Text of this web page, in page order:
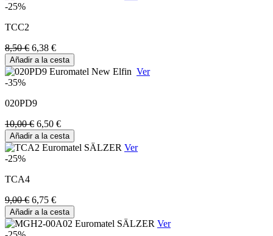
-25%
TCC2
8,50 € 6,38 €
Añadir a la cesta
Ver
-35%
020PD9
10,00 € 6,50 €
Añadir a la cesta
Ver
-25%
TCA4
9,00 € 6,75 €
Añadir a la cesta
Ver